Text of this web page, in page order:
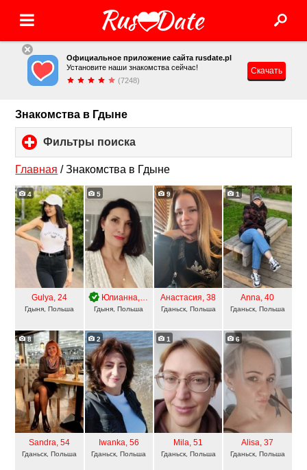
Официальное приложение сайта rusdate.pl
Установите наши знакомства сейчас!
(7248)
Скачать
Знакомства в Гдыне
Фильтры поиска
to
expand
contents
Главная /Знакомства в Гдыне
4
Gulya, 24
Гдыня, Польша
5
Юлианна, 47
Гдыня, Польша
9
Анастасия, 38
Гданьск, Польша
1
Anna, 40
Гданьск, Польша
8
Sandra, 54
Гданьск, Польша
2
Iwanka, 56
Гданьск, Польша
1
Mila, 51
Гданьск, Польша
6
Alisa, 37
Гданьск, Польша